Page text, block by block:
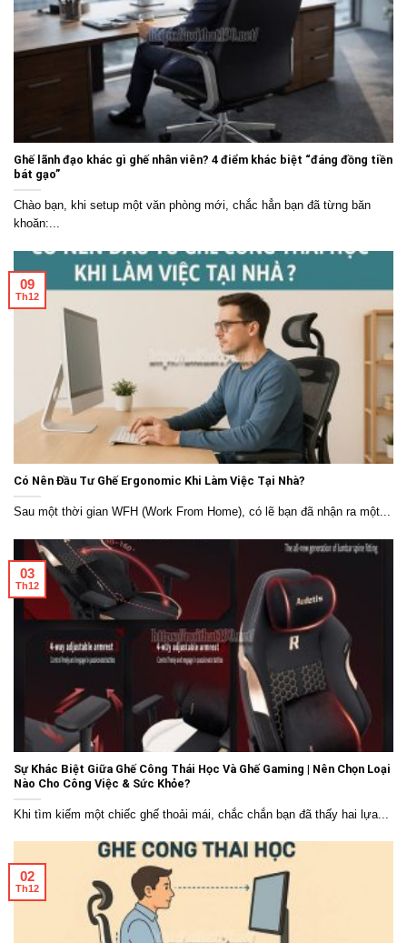
Ghế lãnh đạo khác gì ghế nhân viên? 4 điểm khác biệt “đáng đồng tiền
bát gạo”
Chào bạn, khi setup một văn phòng mới, chắc hẳn bạn đã từng băn
khoăn:...
Có Nên Đầu Tư Ghế Ergonomic Khi Làm Việc Tại Nhà?
Sau một thời gian WFH (Work From Home), có lẽ bạn đã nhận ra một...
09
Th12
Sự Khác Biệt Giữa Ghế Công Thái Học Và Ghế Gaming | Nên Chọn Loại
Nào Cho Công Việc & Sức Khỏe?
Khi tìm kiếm một chiếc ghế thoải mái, chắc chắn bạn đã thấy hai lựa...
03
Th12
02
Th12